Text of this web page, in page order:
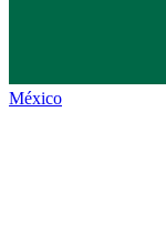
México